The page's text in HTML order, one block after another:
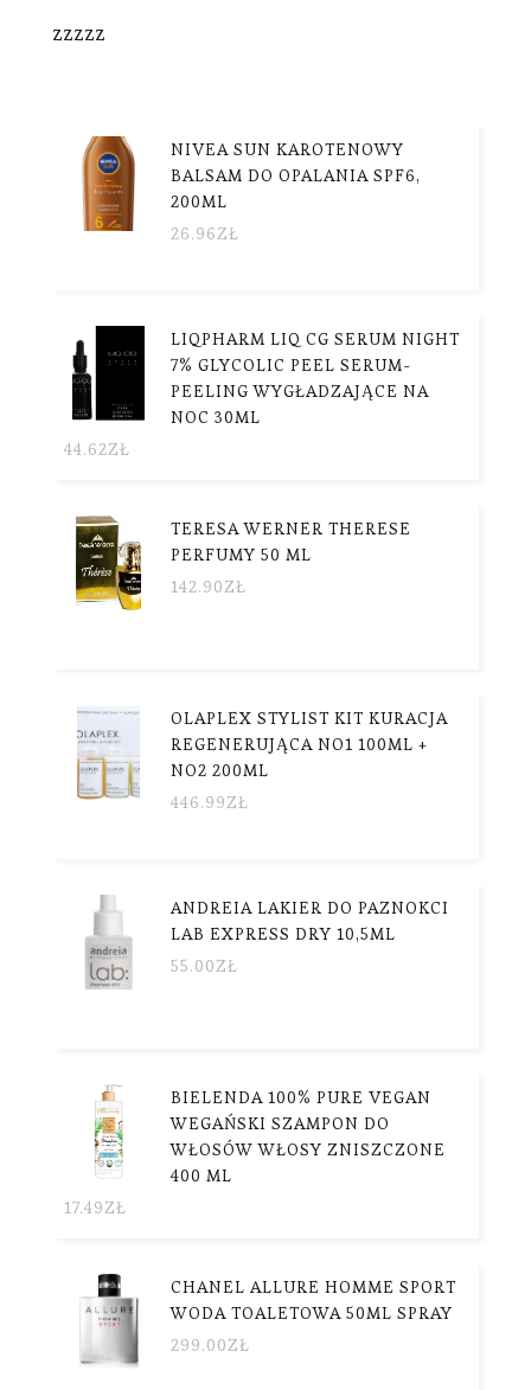
zzzzz
NIVEA SUN KAROTENOWY
BALSAM DO OPALANIA SPF6,
200ML
26.96ZŁ
LIQPHARM LIQ CG SERUM NIGHT
7% GLYCOLIC PEEL SERUM-
PEELING WYGŁADZAJĄCE NA
NOC 30ML
44.62ZŁ
TERESA WERNER THERESE
PERFUMY 50 ML
142.90ZŁ
OLAPLEX STYLIST KIT KURACJA
REGENERUJĄCA NO1 100ML +
NO2 200ML
446.99ZŁ
ANDREIA LAKIER DO PAZNOKCI
LAB EXPRESS DRY 10,5ML
55.00ZŁ
BIELENDA 100% PURE VEGAN
WEGAŃSKI SZAMPON DO
WŁOSÓW WŁOSY ZNISZCZONE
400 ML
17.49ZŁ
CHANEL ALLURE HOMME SPORT
WODA TOALETOWA 50ML SPRAY
299.00ZŁ